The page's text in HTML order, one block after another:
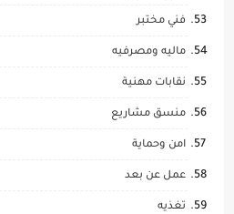
فني مختبر
ماليه ومصرفيه
نقابات مهنية
منسق مشاريع
امن وحماية
عمل عن بعد
تغذيه